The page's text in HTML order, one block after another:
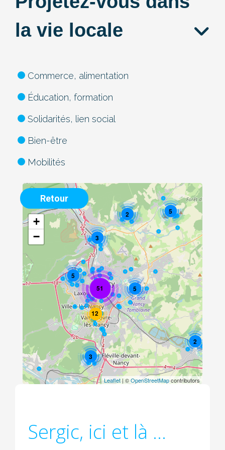
la vie locale
Commerce, alimentation
Éducation, formation
Solidarités, lien social
Bien-être
Mobilités
2
2
3
5
5
3
5
12
51
+
−
Leaflet| ©OpenStreetMapcontributors
Retour
Sergic, ici et là ...